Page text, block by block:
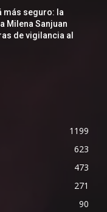
más seguro: la
Milena Sanjuan
de vigilancia al
1199
623
473
271
90